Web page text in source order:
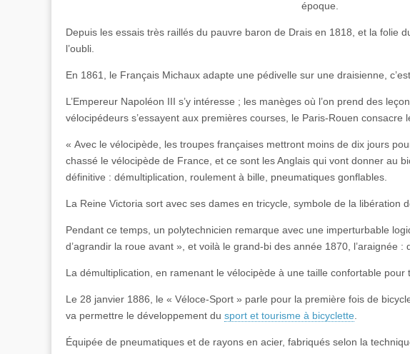
époque.
Depuis les essais très raillés du pauvre baron de Drais en 1818, et la folie
l’oubli.
En 1861, le Français Michaux adapte une pédivelle sur une draisienne,
L’Empereur Napoléon III s’y intéresse ; les manèges où l’on prend des
vélocipédeurs s’essayent aux premières courses, le Paris-Rouen
« Avec le vélocipède, les troupes françaises mettront moins de dix jours
chassé le vélocipède de France, et ce sont les Anglais qui vont donner au
définitive : démultiplication, roulement à bille, pneumatiques gonflables.
La Reine Victoria sort avec ses dames en tricycle, symbole de la libération
Pendant ce temps, un polytechnicien remarque avec une imperturbable
d’agrandir la roue avant », et voilà le grand-bi des année 1870, l’araignée :
La démultiplication, en ramenant le vélocipède à une taille confortable pour
Le 28 janvier 1886, le « Véloce-Sport » parle pour la première fois de
va permettre le développement du sport et tourisme à bicyclette
Équipée de pneumatiques et de rayons en acier, fabriqués selon la